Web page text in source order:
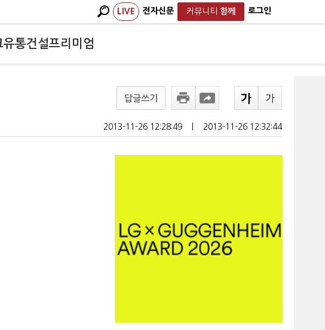
LIVE 전자신문 커뮤니티 함께 로그인
유통건설프리미엄
답글쓰기
2013-11-26 12:28:49 2013-11-26 12:32:44